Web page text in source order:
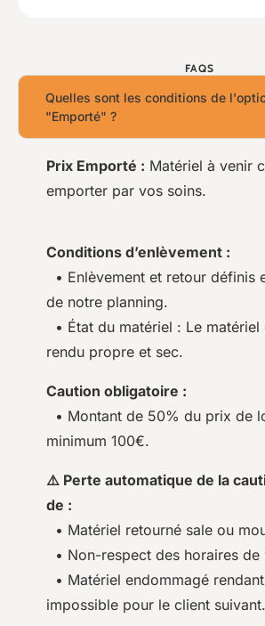
FAQS
Quelles sont les conditions de
"Emporté" ?
Prix Emporté : Matériel à venir
emporter par vos soins.
Conditions d’enlèvement :
• Enlèvement et retour définis
de notre planning.
• État du matériel : Le
rendu propre et sec.
Caution obligatoire :
• Montant de 50% du prix de
minimum 100€.
⚠️ Perte automatique de la
de :
• Matériel retourné sale ou
• Non-respect des horaires de
• Matériel endommagé
impossible pour le client suivant.